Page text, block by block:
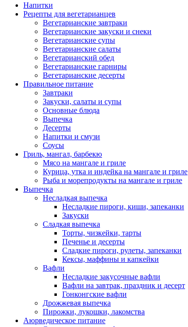
Напитки
Рецепты для вегетарианцев
Вегетарианские завтраки
Вегетарианские закуски и снеки
Вегетарианские супы
Вегетарианские салаты
Вегетарианский обед
Вегетарианские гарниры
Вегетарианские десерты
Правильное питание
Завтраки
Закуски, салаты и супы
Основные блюда
Выпечка
Десерты
Напитки и смузи
Соусы
Гриль, мангал, барбекю
Мясо на мангале и гриле
Курица, утка и индейка на мангале и гриле
Рыба и морепродукты на мангале и гриле
Выпечка
Несладкая выпечка
Несладкие пироги, киши, запеканки
Закуски
Сладкая выпечка
Торты, чизкейки, тарты
Печенье и десерты
Сладкие пироги, рулеты, запеканки
Кексы, маффины и капкейки
Вафли
Несладкие закусочные вафли
Вафли на завтрак, праздник и десерт
Гонконгские вафли
Дрожжевая выпечка
Пирожки, лукошки, лакомства
Аюрведическое питание